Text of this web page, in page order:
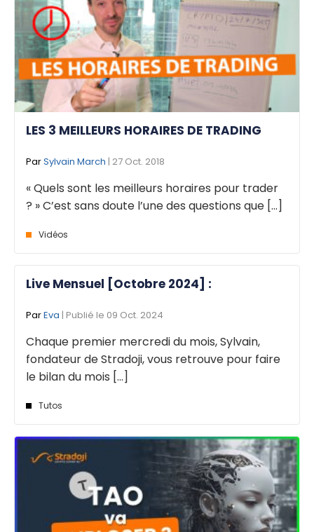
LES 3 MEILLEURS HORAIRES DE TRADING
ParSylvain March | 27 Oct. 2018
« Quels sont les meilleurs horaires pour trader
? » C’est sans doute l’une des questions que [...]
Vidéos
Live Mensuel [Octobre 2024] :
ParEva | Publié le 09 Oct. 2024
Chaque premier mercredi du mois, Sylvain,
fondateur de Stradoji, vous retrouve pour faire
le bilan du mois [...]
Tutos